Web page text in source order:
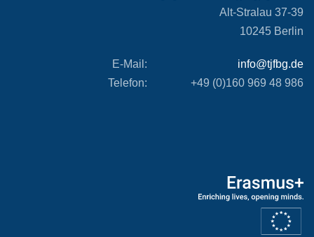
Alt-Stralau 37-39
10245 Berlin
E-Mail:
info@tjfbg.de
Telefon:
+49 (0)160 969 48 986